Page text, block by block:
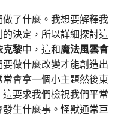
了什麼。我想要解釋我
決定，所以詳細探討這
克黎中，這和魔法風雲會
做什麼改變才能創造出
會拿一個小主題然後東
要求我們檢視我們平常
生什麼事。怪獸通常巨